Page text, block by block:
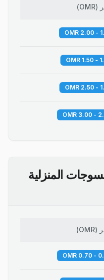
(
OMR
)
2.00
المنزلية
(
OMR
)
0.50